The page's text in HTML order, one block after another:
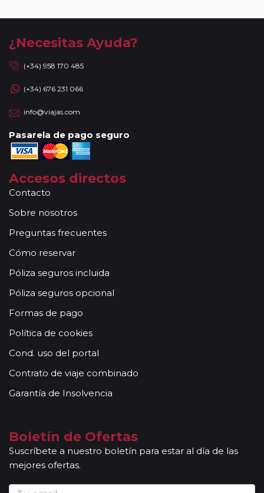
¿Necesitas Ayuda?
(+34) 958 170 485
(+34) 676 231 066
info@viajas.com
Pasarela de pago seguro
Accesos directos
Contacto
Sobre nosotros
Preguntas frecuentes
Cómo reservar
Póliza seguros incluida
Póliza seguros opcional
Formas de pago
Política de cookies
Cond. uso del portal
Contrato de viaje combinado
Garantía de Insolvencia
Boletín de Ofertas
Suscríbete a nuestro boletín para estar al día de las
mejores ofertas.